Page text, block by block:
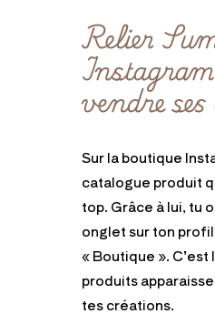
Relier
vendre
Sur la boutique
catalogue produit
top. Grâce à lui, tu
onglet sur ton profil
« Boutique ».
produits
tes créations.